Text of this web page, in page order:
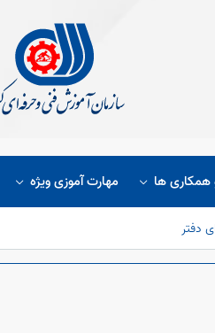
همکاری ها مهارت آموزی ویژه
دفتر